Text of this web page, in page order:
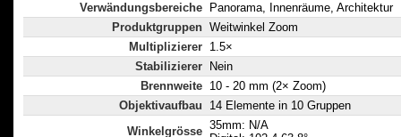
Verwändungsbereiche
Panorama, Innenräume, Architektur
Produktgruppen Weitwinkel Zoom
Multiplizierer 1.5×
Stabilizierer
Nein
Brennweite 10 - 20 mm (2× Zoom)
Objektivaufbau
14 Elemente in 10 Gruppen
Winkelgrösse 35mm: N/A